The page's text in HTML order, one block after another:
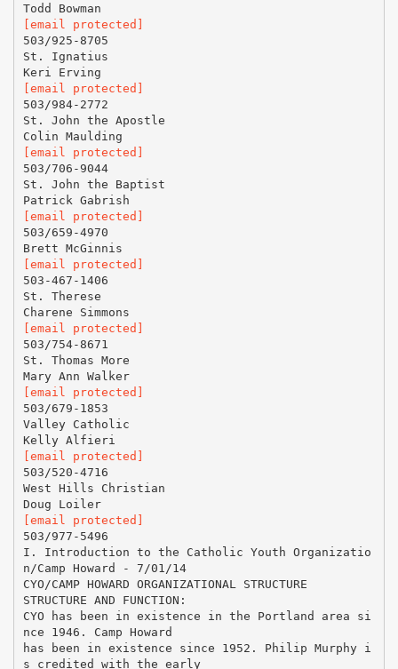
[email protected]
503/925-8705
St. Ignatius
[email protected]
503/984-2772
St. John the Apostle
[email protected]
503/706-9044
St. John the Baptist
[email protected]
503/659-4970
[email protected]
503-467-1406
St. Therese
[email protected]
503/754-8671
St. Thomas More
Mary Ann Walker
[email protected]
503/679-1853
Valley Catholic
[email protected]
503/520-4716
West Hills Christian
Doug Loiler
[email protected]